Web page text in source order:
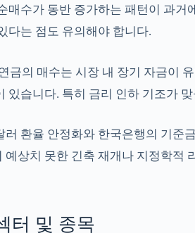
매수가 동반 증가하는 패턴이 과
다는 점도 유의해야 합니다.
금의 매수는 시장 내 장기 자금이
있습니다. 특히 금리 인하 기조가
러 환율 안정화와 한국은행의 기준
예상치 못한 긴축 재개나 지정학적
터 및 종목